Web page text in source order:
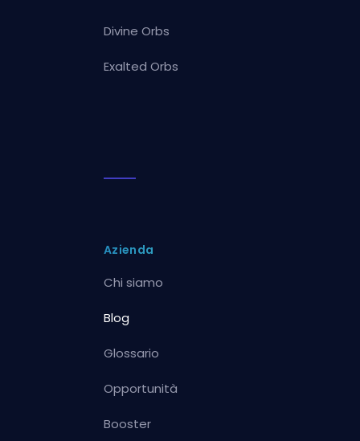
Divine Orbs
Exalted Orbs
Azienda
Chi siamo
Blog
Glossario
Opportunità
Booster